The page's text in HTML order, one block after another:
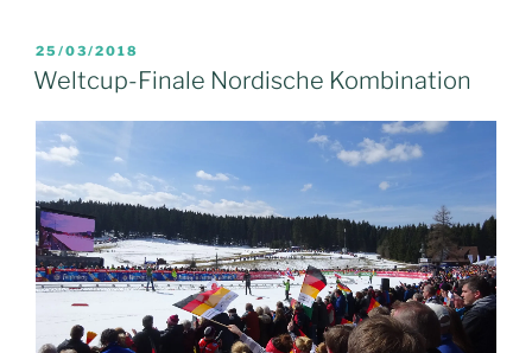
VERÖFFENTLICHT
AM
25/03/2018
Weltcup-Finale Nordische Kombination